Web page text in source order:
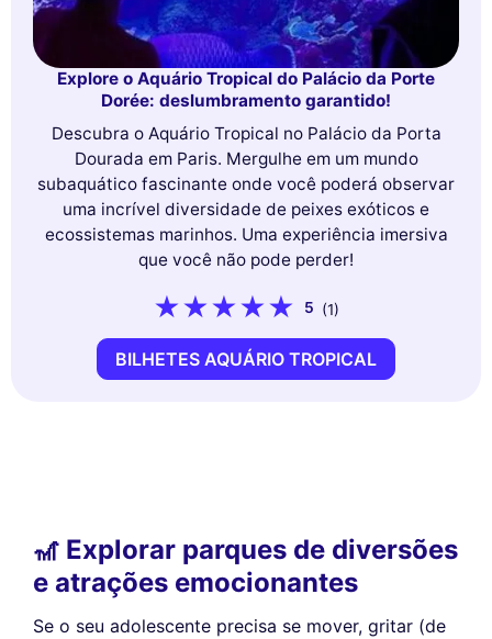
Explore o Aquário Tropical do Palácio da Porte
Dorée: deslumbramento garantido!
Descubra o Aquário Tropical no Palácio da Porta
Dourada em Paris. Mergulhe em um mundo
subaquático fascinante onde você poderá observar
uma incrível diversidade de peixes exóticos e
ecossistemas marinhos. Uma experiência imersiva
que você não pode perder!
5 (1)
BILHETES AQUÁRIO TROPICAL
🎢 Explorar parques de diversões
e atrações emocionantes
Se o seu adolescente precisa se mover, gritar (de